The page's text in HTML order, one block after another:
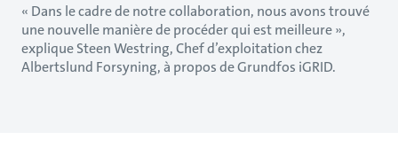
« Dans le cadre de notre collaboration, nous avons trouvé
une nouvelle manière de procéder qui est meilleure »,
explique Steen Westring, Chef d’exploitation chez
Albertslund Forsyning, à propos de Grundfos iGRID.